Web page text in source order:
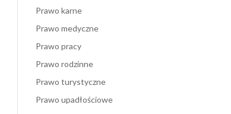
Prawo karne
Prawo medyczne
Prawo pracy
Prawo rodzinne
Prawo turystyczne
Prawo upadłościowe